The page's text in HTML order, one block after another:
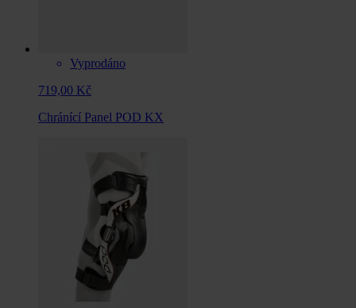
Vyprodáno
719,00 Kč
Chránící Panel POD KX